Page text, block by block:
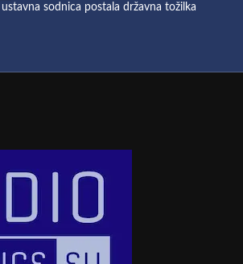
sodnica postala državna tožilka